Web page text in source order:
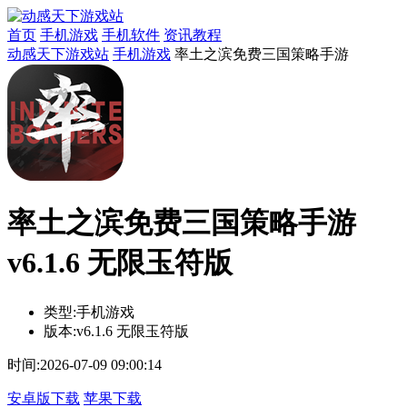
首页 手机游戏 手机软件 资讯教程
动感天下游戏站 手机游戏 率土之滨免费三国策略手游
率土之滨免费三国策略手游
v6.1.6 无限玉符版
类型:手机游戏
版本:v6.1.6 无限玉符版
时间:2026-07-09 09:00:14
安卓版下载 苹果下载